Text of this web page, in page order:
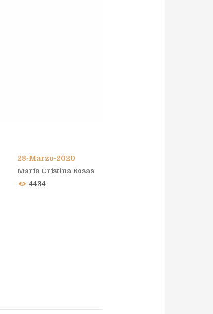
28-Marzo-2020
María Cristina Rosas
4434